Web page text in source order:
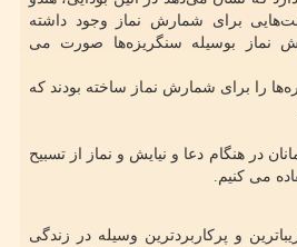
برای شمارش نماز وجود داشته
نماز بوسیله سنگریزه‌ها صورت می
را برای شمارش نماز ساخته بودند که
در هنگام دعا و نیایش و نماز از تسبیح
می کنیم.
و پرکاربردترین وسیله در زندگی